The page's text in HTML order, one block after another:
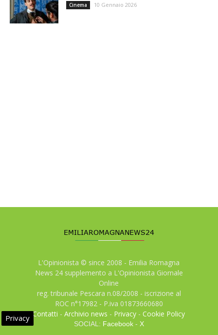
Cinema 10 Gennaio 2026
L'Opinionista © since 2008 - Emilia Romagna
News 24 supplemento a L'Opinionista Giornale
Online
reg. tribunale Pescara n.08/2008 - iscrizione al
ROC n°17982 - P.iva 01873660680
Contatti -Archivio news - Privacy -Cookie Policy
SOCIAL: Facebook- X
Privacy